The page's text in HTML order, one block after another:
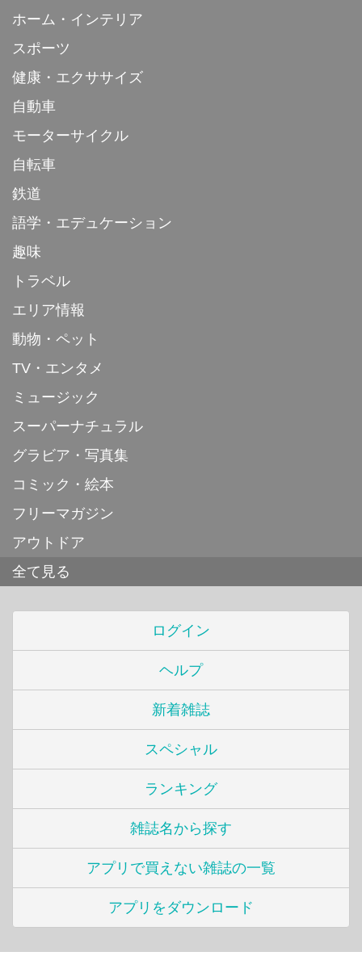
ホーム・インテリア
スポーツ
健康・エクササイズ
自動車
モーターサイクル
自転車
鉄道
語学・エデュケーション
趣味
トラベル
エリア情報
動物・ペット
TV・エンタメ
ミュージック
スーパーナチュラル
グラビア・写真集
コミック・絵本
フリーマガジン
アウトドア
全て見る
ログイン
ヘルプ
新着雑誌
スペシャル
ランキング
雑誌名から探す
アプリで買えない雑誌の一覧
アプリをダウンロード